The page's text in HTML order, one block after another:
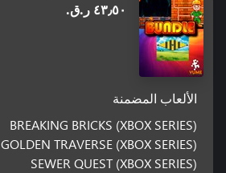
٤٣٫٥٠ ر.ق.‏
الألعاب المضمنة
BREAKING BRICKS (XBOX SERIES)
GOLDEN TRAVERSE (XBOX SERIES)
SEWER QUEST (XBOX SERIES)